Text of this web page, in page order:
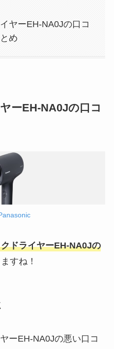
ヤーEH-NA0Jの口コ
め
ーEH-NA0Jの口コ
ドライヤーEH-NA0Jの
すね！
ーEH-NA0Jの悪い口コ